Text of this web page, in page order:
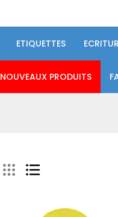
ETIQUETTES
NOUVEAUX PRODUITS